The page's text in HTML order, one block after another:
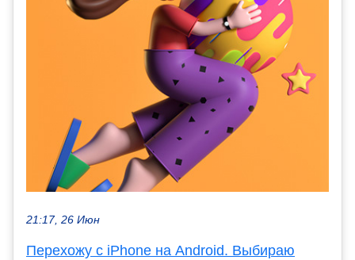
21:17, 26 Июн
Перехожу с iPhone на Android. Выбираю